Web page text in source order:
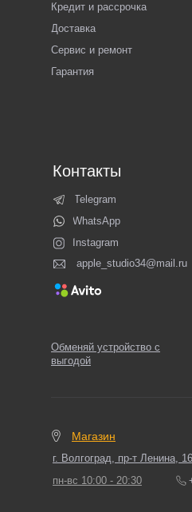
г. Волгоград, пр-т Ленина,
пн-вс 10:00 - 20:30
Telegram
WhatsApp
Гарантия
Сервис и ремонт
Доставка
Кредит и рассрочка
Магазин
Instagram
apple_studio34@mail.ru
Контакты
Обменяй устройство с
выгодой